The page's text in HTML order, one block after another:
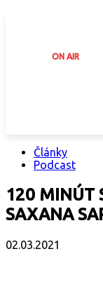
ON AIR
Články
Podcast
120 MINÚT
SAXANA
02.03.2021